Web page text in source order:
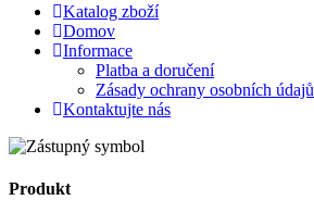
Katalog zboží
Domov
Informace
Platba a doručení
Zásady ochrany osobních údajů
Kontaktujte nás
Produkt